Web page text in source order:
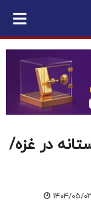
در غزه/
۰۳ - ۲۱:۳۴